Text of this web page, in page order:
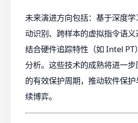
未来演进方向包括：基于深度
动识别、跨样本的虚拟指令语
结合硬件追踪特性（如 Intel PT
分析。这些技术的成熟将进一
的有效保护周期，推动软件保
续博弈。